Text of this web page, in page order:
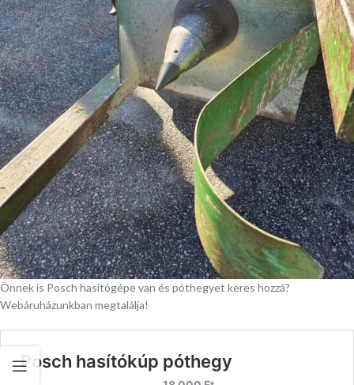
Önnek is Posch hasítógépe van és póthegyet keres hozzá?
Webáruházunkban megtalálja!